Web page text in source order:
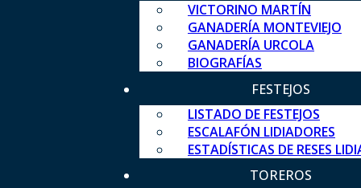
VICTORINO MARTÍN
GANADERÍA MONTEVIEJO
GANADERÍA URCOLA
BIOGRAFÍAS
FESTEJOS
LISTADO DE FESTEJOS
ESCALAFÓN LIDIADORES
ESTADÍSTICAS DE RESES
TOREROS